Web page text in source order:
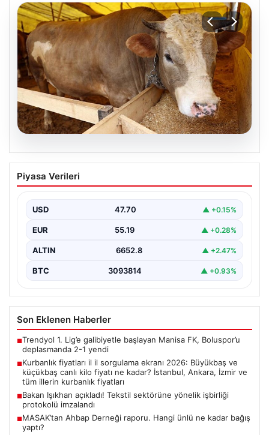
07.08.2026
Kurbanlık fiyatları il il sorgulama ekranı
2026: Büyükbaş ve küçükbaş canlı kilo
ve tüm illerin kurbanlık fiyatları
Piyasa Verileri
USD 47.70 ▲ +0.15%
EUR 55.19 ▲ +0.28%
ALTIN 6652.8 ▲ +2.47%
BTC 3093814 ▲ +0.93%
Son Eklenen Haberler
■Trendyol 1. Lig’e galibiyetle başlayan Manisa FK, Boluspor’u
deplasmanda 2-1 yendi
■Kurbanlık fiyatları il il sorgulama ekranı 2026: Büyükbaş ve
küçükbaş canlı kilo fiyatı ne kadar? İstanbul, Ankara, İzmir ve
tüm illerin kurbanlık fiyatları
■Bakan Işıkhan açıkladı! Tekstil sektörüne yönelik işbirliği
protokolü imzalandı
■MASAK’tan Ahbap Derneği raporu. Hangi ünlü ne kadar bağış
yaptı?